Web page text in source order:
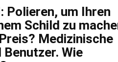
Polieren, um Ihren
Schild zu
Medizinische
Benutzer. Wie